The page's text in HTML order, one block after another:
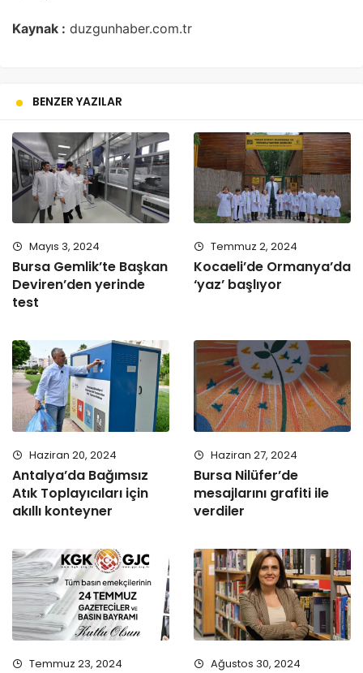
Kaynak : duzgunhaber.com.tr
BENZER YAZILAR
Mayıs 3, 2024
Bursa Gemlik’te Başkan
Deviren’den yerinde
test
Temmuz 2, 2024
Kocaeli’de Ormanya’da
‘yaz’ başlıyor
Haziran 20, 2024
Antalya’da Bağımsız
Atık Toplayıcıları için
akıllı konteyner
Haziran 27, 2024
Bursa Nilüfer’de
mesajlarını grafiti ile
verdiler
Temmuz 23, 2024 Ağustos 30, 2024